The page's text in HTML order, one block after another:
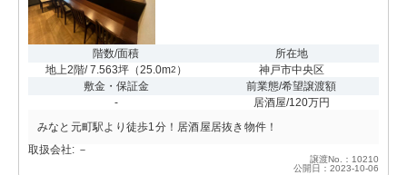
階数/面積
地上2階/ 7.563坪（25.0m2 ）
所在地
神戸市中央区
敷金・保証金
-
前業態/希望譲渡額
居酒屋/120万円
みなと元町駅より徒歩1分！居酒屋居抜き物件！
取扱会社: －
譲渡No.：10210
公開日：2023-10-06